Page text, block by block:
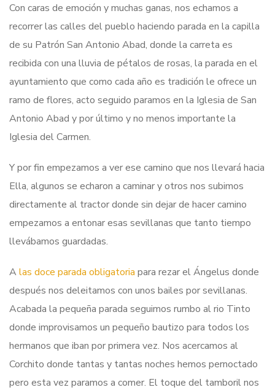
Con caras de emoción y muchas ganas, nos echamos a
recorrer las calles del pueblo haciendo parada en la capilla
de su Patrón San Antonio Abad, donde la carreta es
recibida con una lluvia de pétalos de rosas, la parada en el
ayuntamiento que como cada año es tradición le ofrece un
ramo de flores, acto seguido paramos en la Iglesia de San
Antonio Abad y por último y no menos importante la
Iglesia del Carmen.
Y por fin empezamos a ver ese camino que nos llevará hacia
Ella, algunos se echaron a caminar y otros nos subimos
directamente al tractor donde sin dejar de hacer camino
empezamos a entonar esas sevillanas que tanto tiempo
llevábamos guardadas.
A las doce parada obligatoria para rezar el Ángelus donde
después nos deleitamos con unos bailes por sevillanas.
Acabada la pequeña parada seguimos rumbo al rio Tinto
donde improvisamos un pequeño bautizo para todos los
hermanos que iban por primera vez. Nos acercamos al
Corchito donde tantas y tantas noches hemos pernoctado
pero esta vez paramos a comer. El toque del tamboril nos